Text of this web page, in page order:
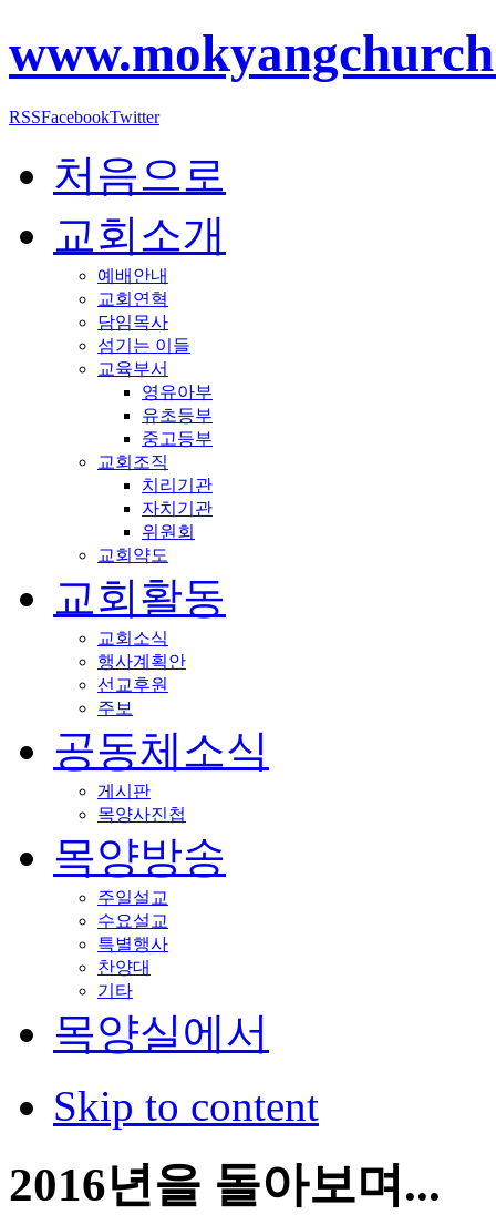
RSSFacebookTwitter
처음으로
교회소개
예배안내
교회연혁
담임목사
섬기는 이들
교육부서
영유아부
유초등부
중고등부
교회조직
치리기관
자치기관
위원회
교회약도
교회활동
교회소식
행사계획안
선교후원
주보
공동체소식
게시판
목양사진첩
목양방송
주일설교
수요설교
특별행사
찬양대
기타
목양실에서
Skip to content
2016년을 돌아보며...